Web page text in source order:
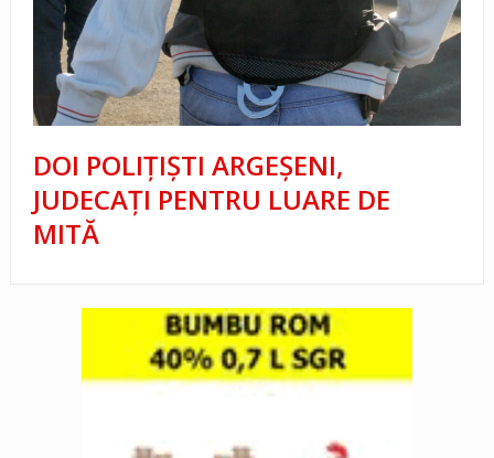
DOI POLIŢIŞTI ARGEŞENI,
JUDECAŢI PENTRU LUARE DE
MITĂ